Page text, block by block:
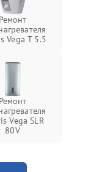
Ремонт
Vega T 5.5
Ремонт
Vega SLR
80V